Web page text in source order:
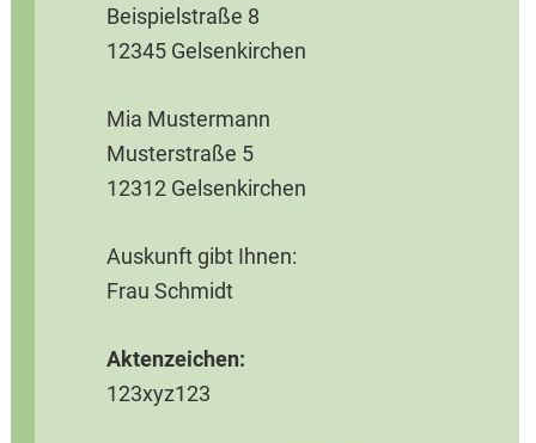
Beispielstraße 8
12345 Gelsenkirchen
Mia Mustermann
Musterstraße 5
12312 Gelsenkirchen
Auskunft gibt Ihnen:
Frau Schmidt
Aktenzeichen:
123xyz123